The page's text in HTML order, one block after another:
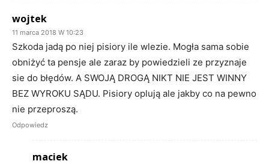
wojtek
11 marca 2018 W 10:23
Szkoda jadą po niej pisiory ile wlezie. Mogła sama sobie
obniżyć ta pensje ale zaraz by powiedzieli ze przyznaje
sie do błędów. A SWOJĄ DROGĄ NIKT NIE JEST WINNY
BEZ WYROKU SĄDU. Pisiory oplują ale jakby co na pewno
nie przeproszą.
Odpowiedz
maciek